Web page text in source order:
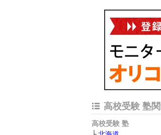
高校受験 塾
高校受験 塾